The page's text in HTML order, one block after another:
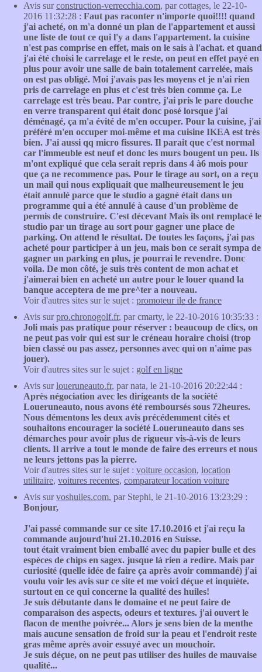
Avis surconstruction-verrecchia.com, par cottages, le 22-10-
2016 11:32:28 : Faut pas raconter n'importe quoi!!!! quand
j'ai acheté, on m'a donné un plan de l'appartement et aussi
une liste de tout ce qui l'y a dans l'appartement. la cuisine
n'est pas comprise en effet, mais on le sais à l'achat. et quand
j'ai été choisi le carrelage et le reste, on peut en effet payé en
plus pour avoir une salle de bain totalement carrelée, mais
on est pas obligé. Moi j'avais pas les moyens et je n'ai rien
pris de carrelage en plus et c'est très bien comme ça. Le
carrelage est très beau. Par contre, j'ai pris le pare douche
en verre transparent qui était donc posé lorsque j'ai
déménagé, ça m'a évité de m'en occuper. Pour la cuisine, j'ai
préféré m'en occuper moi-même et ma cuisine IKEA est très
bien. J'ai aussi qq micro fissures. Il parait que c'est normal
car l'immeuble est neuf et donc les murs bougent un peu. Ils
m'ont expliqué que cela serait repris dans 4 à6 mois pour
que ça ne recommence pas. Pour le tirage au sort, on a reçu
un mail qui nous expliquait que malheureusement le jeu
était annulé parce que le studio a gagné était dans un
programme qui a été annulé à cause d'un problème de
permis de construire. C'est décevant Mais ils ont remplacé le
studio par un tirage au sort pour gagner une place de
parking. On attend le résultat. De toutes les façons, j'ai pas
acheté pour participer à un jeu, mais bon ce serait sympa de
gagner un parking en plus, je pourrai le revendre. Donc
voila. De mon côté, je suis très content de mon achat et
j'aimerai bien en acheté un autre pour le louer quand la
banque acceptera de me pre^ter a nouveau.
Voir d'autres sites sur le sujet : promoteur ile de france
Avis surpro.chronogolf.fr, par cmarty, le 22-10-2016 10:35:33 :
Joli mais pas pratique pour réserver : beaucoup de clics, on
ne peut pas voir qui est sur le créneau horaire choisi (trop
bien classé ou pas assez, personnes avec qui on n'aime pas
jouer).
Voir d'autres sites sur le sujet : golf en ligne
Avis surloueruneauto.fr, par nata, le 21-10-2016 20:22:44 :
Après négociation avec les dirigeants de la société
Loueruneauto, nous avons été remboursés sous 72heures.
Nous démentons les deux avis précédemment cités et
souhaitons encourager la société Loueruneauto dans ses
démarches pour avoir plus de rigueur vis-à-vis de leurs
clients. Il arrive a tout le monde de faire des erreurs et nous
ne leurs jettons pas la pierre.
Voir d'autres sites sur le sujet : voiture occasion, location
utilitaire, voitures recentes, comparateur location voiture
Avis survoshuiles.com, par Stephi, le 21-10-2016 13:23:29 :
Bonjour,
J'ai passé commande sur ce site 17.10.2016 et j'ai reçu la
commande aujourd'hui 21.10.2016 en Suisse.
tout était vraiment bien emballé avec du papier bulle et des
espèces de chips en sagex. jusque là rien a redire. Mais par
curiosité (quelle idée de faire ça après avoir commandé) j'ai
voulu voir les avis sur ce site et me voici déçue et inquiète.
surtout en ce qui concerne la qualité des huiles!
Je suis débutante dans le domaine et ne peut faire de
comparaison des aspects, odeurs et textures. j'ai ouvert le
flacon de menthe poivrée... Alors je sens bien de la menthe
mais aucune sensation de froid sur la peau et l'endroit reste
gras même après avoir essuyé avec un mouchoir.
Je suis déçue, on ne peut pas utiliser des huiles de mauvaise
qualité...